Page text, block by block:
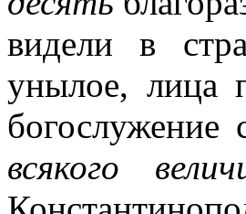
видели в
унылое, лица
всякого